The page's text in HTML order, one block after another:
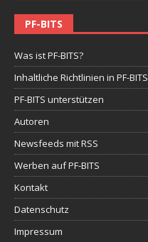
PF-BITS
Was ist PF-BITS?
Inhaltliche Richtlinien in PF-BITS
PF-BITS unterstützen
Autoren
Newsfeeds mit RSS
Werben auf PF-BITS
Kontakt
Datenschutz
Impressum